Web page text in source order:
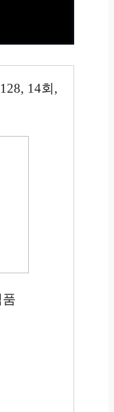
14회,